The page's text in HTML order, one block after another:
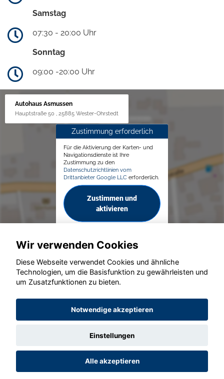
Samstag
07:30 - 20:00 Uhr
Sonntag
09:00 -20:00 Uhr
Autohaus Asmussen
Hauptstraße 50 , 25885 Wester-Ohrstedt
Zustimmung erforderlich
Für die Aktivierung der Karten- und
Navigationsdienste ist Ihre
Zustimmung zu den
Datenschutzrichtlinien vom
Drittanbieter Google LLC erforderlich.
Zustimmen und
aktivieren
© konjunkturmotor.de GmbH 2020 - 2026
Wir verwenden Cookies
Diese Webseite verwendet Cookies und ähnliche
Technologien, um die Basisfunktion zu gewährleisten und
um Zusatzfunktionen zu bieten.
Notwendige akzeptieren
Einstellungen
Alle akzeptieren